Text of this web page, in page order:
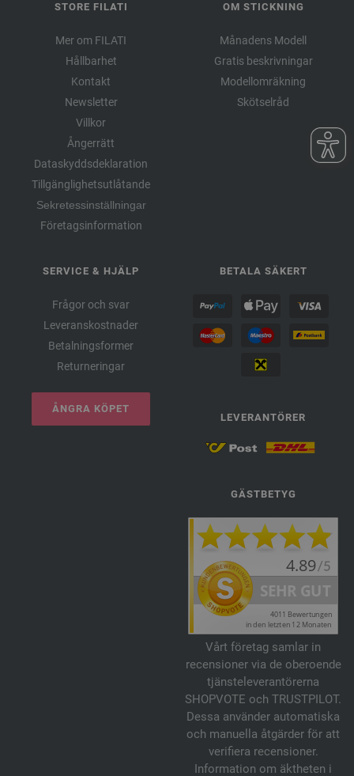
STORE FILATI
Mer om FILATI
Hållbarhet
Kontakt
Newsletter
Villkor
Ångerrätt
Dataskyddsdeklaration
Tillgänglighetsutlåtande
Sekretessinställningar
Företagsinformation
OM STICKNING
Månadens Modell
Gratis beskrivningar
Modellomräkning
Skötselråd
SERVICE & HJÄLP
Frågor och svar
Leveranskostnader
Betalningsformer
Returneringar
ÅNGRA KÖPET
BETALA SÄKERT
LEVERANTÖRER
GÄSTBETYG
Vårt företag samlar in
recensioner via de oberoende
tjänsteleverantörerna
SHOPVOTE och TRUSTPILOT.
Dessa använder automatiska
och manuella åtgärder för att
verifiera recensioner.
Information om äktheten i